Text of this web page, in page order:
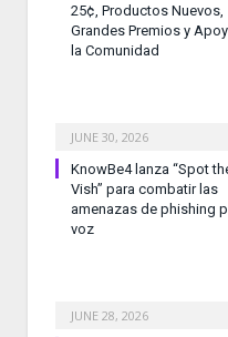
25¢, Productos Nuevos,
Grandes Premios y
la Comunidad
JUNE 30, 2026
KnowBe4 lanza “Spot
Vish” para combatir las
amenazas de phishing
voz
JUNE 28, 2026